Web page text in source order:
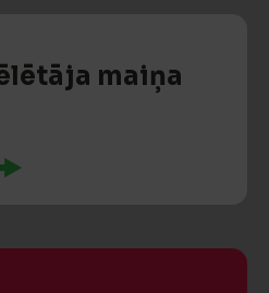
maiņa